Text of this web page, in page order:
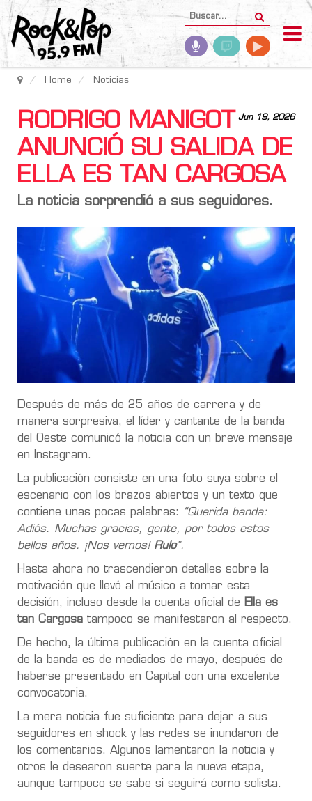
Home Noticias
Jun 19, 2026
RODRIGO MANIGOT
ANUNCIÓ SU SALIDA DE
ELLA ES TAN CARGOSA
La noticia sorprendió a sus seguidores.
Después de más de 25 años de carrera y de
manera sorpresiva, el líder y cantante de la banda
del Oeste comunicó la noticia con un breve mensaje
en Instagram.
La publicación consiste en una foto suya sobre el
escenario con los brazos abiertos y un texto que
contiene unas pocas palabras:
“Querida banda:
Adiós. Muchas gracias, gente, por todos estos
bellos años. ¡Nos vemos! Rulo”.
Hasta ahora no trascendieron detalles sobre la
motivación que llevó al músico a tomar esta
decisión, incluso desde la cuenta oficial de Ella es
tan Cargosa tampoco se manifestaron al respecto.
De hecho, la última publicación en la cuenta oficial
de la banda es de mediados de mayo, después de
haberse presentado en Capital con una excelente
convocatoria.
La mera noticia fue suficiente para dejar a sus
seguidores en shock y las redes se inundaron de
los comentarios. Algunos lamentaron la noticia y
otros le desearon suerte para la nueva etapa,
aunque tampoco se sabe si seguirá como solista.